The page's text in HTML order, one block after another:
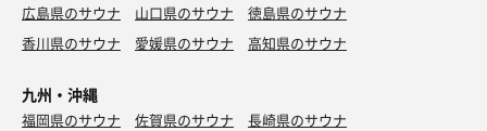
広島県のサウナ
山口県のサウナ
徳島県のサウナ
香川県のサウナ
愛媛県のサウナ 高知県のサウナ
九州・沖縄
福岡県のサウナ 佐賀県のサウナ
長崎県のサウナ